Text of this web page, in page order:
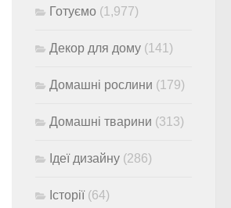
Готуємо (1,977)
Декор для дому (141)
Домашні рослини (179)
Домашні тварини (313)
Ідеї дизайну (286)
Історії(64)